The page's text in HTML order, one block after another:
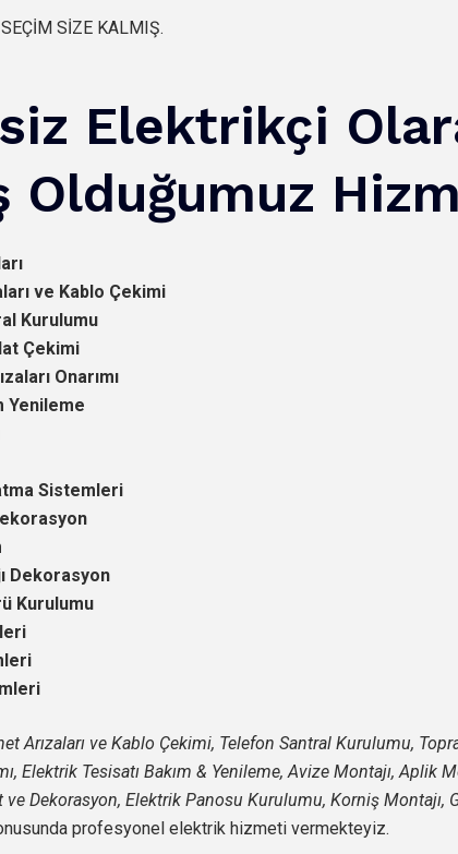
SİZE KALMIŞ.
Elektrikçi
Olduğumuz
ve Kablo Çekimi
Kurulumu
Çekimi
Onarımı
Yenileme
Sistemleri
Dekorasyon
Kurulumu
Arızaları ve Kablo Çekimi, Telefon Santral Kurulumu,
Elektrik Tesisatı Bakım & Yenileme, Avize Montajı, Aplik
Dekorasyon, Elektrik Panosu Kurulumu, Korniş Montajı,
profesyonel elektrik hizmeti vermekteyiz.